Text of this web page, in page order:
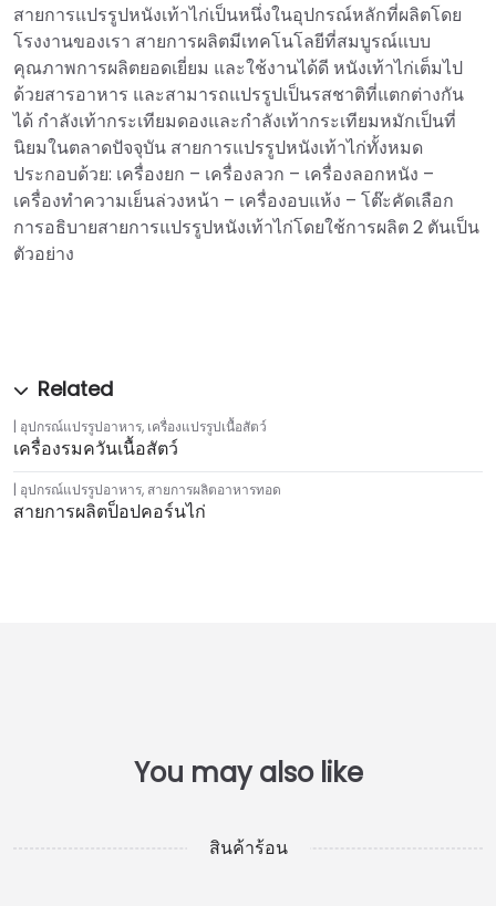
สายการแปรรูปหนังเท้าไก่เป็นหนึ่งในอุปกรณ์หลักที่ผลิตโดย
โรงงานของเรา สายการผลิตมีเทคโนโลยีที่สมบูรณ์แบบ
คุณภาพการผลิตยอดเยี่ยม และใช้งานได้ดี หนังเท้าไก่เต็มไป
ด้วยสารอาหาร และสามารถแปรรูปเป็นรสชาติที่แตกต่างกัน
ได้ กำลังเท้ากระเทียมดองและกำลังเท้ากระเทียมหมักเป็นที่
นิยมในตลาดปัจจุบัน สายการแปรรูปหนังเท้าไก่ทั้งหมด
ประกอบด้วย: เครื่องยก – เครื่องลวก – เครื่องลอกหนัง –
เครื่องทำความเย็นล่วงหน้า – เครื่องอบแห้ง – โต๊ะคัดเลือก
การอธิบายสายการแปรรูปหนังเท้าไก่โดยใช้การผลิต 2 ตันเป็น
ตัวอย่าง
อุปกรณ์แปรรูปอาหาร, เครื่องแปรรูปเนื้อสัตว์
เครื่องรมควันเนื้อสัตว์
อุปกรณ์แปรรูปอาหาร, สายการผลิตอาหารทอด
สายการผลิตป็อปคอร์นไก่
สินค้าร้อน